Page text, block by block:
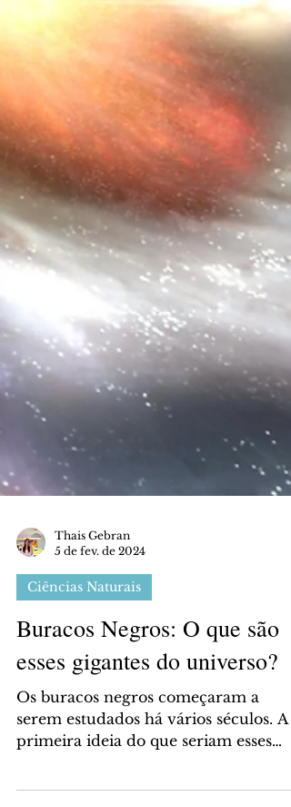
5 de fev. de 2024
Ciências Naturais
Buracos Negros: O que são
esses gigantes do universo?
serem estudados há vários séculos. A